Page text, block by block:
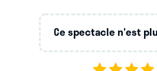
Ce spectacle n'est